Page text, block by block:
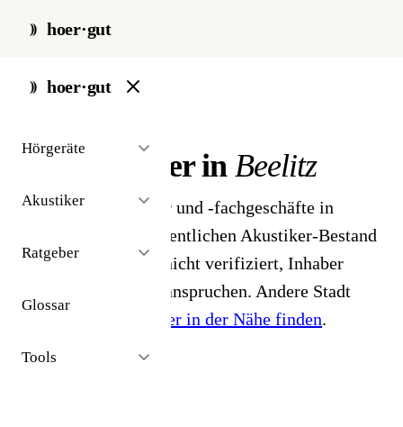
hoer·gut
hoer·gut
Hörgeräte
Akustiker
Ratgeber
Glossar
Tools
start / akustiker / beelitz
Hörakustiker in Beelitz
1 Hörgeräteakustiker und -fachgeschäfte in
Beelitz. Aus dem öffentlichen Akustiker-Bestand
2026 - Profile noch nicht verifiziert, Inhaber
können ihr Profil beanspruchen. Andere Stadt
Hörakustiker in der Nähe finden.